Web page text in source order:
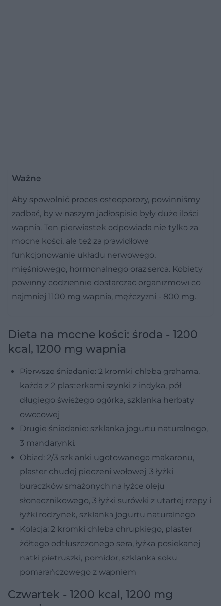
Ważne
Aby spowolnić proces osteoporozy, powinniśmy
zadbać, by w naszym jadłospisie były duże ilości
wapnia. Ten pierwiastek odpowiada nie tylko za
mocne kości, ale też za prawidłowe
funkcjonowanie układu nerwowego,
mięśniowego, hormonalnego oraz serca. Kobiety
powinny codziennie dostarczać organizmowi co
najmniej 1100 mg wapnia, mężczyzni - 800 mg.
Dieta na mocne kości: środa - 1200
kcal, 1200 mg wapnia
Pierwsze śniadanie: 2 kromki chleba grahama,
każda z 2 plasterkami szynki z indyka, pół
długiego świeżego ogórka, szklanka herbaty
owocowej
Drugie śniadanie: szklanka jogurtu naturalnego,
3 mandarynki.
Obiad: 2/3 szklanki ugotowanego makaronu,
plaster chudej pieczeni wołowej, 3 łyżki
buraczków smażonych na łyżce oleju
słonecznikowego, 3 łyżki surówki z utartej rzepy i
łyżki rodzynek, szklanka jogurtu naturalnego
Kolacja: 2 kromki chleba chrupkiego, plaster
żółtego odtłuszczonego sera, łyżka posiekanej
natki pietruszki, pomidor, szklanka soku
pomarańczowego z wapniem
Czwartek - 1200 kcal, 1200 mg